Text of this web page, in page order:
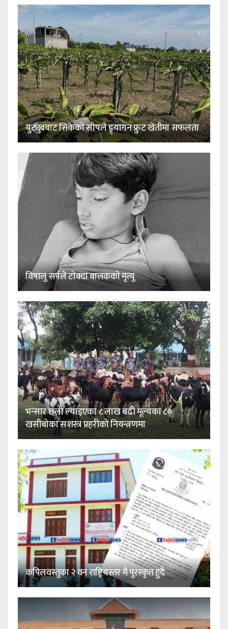
युट्युबबाट सिकेको सीपले ड्र्यागन फ्रुट खेतीमा सफलता
विषालु सर्पले टोक्दा बालकको मृत्यु
भन्सार छली ल्याइएका ८ लाख बढी मूल्यका ८०
खसीबोका सशस्त्र प्रहरीको नियन्त्रणमा
कपिलवस्तुका २ वन राष्ट्रियस्तर मै पुरस्कृत हुदै